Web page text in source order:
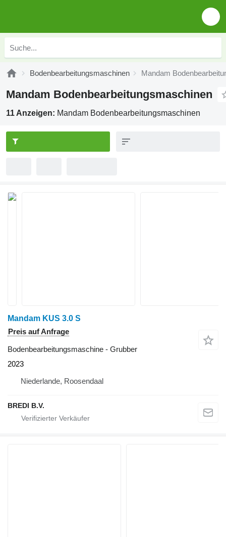
Bodenbearbeitungsmaschinen Mandam
Mandam Bodenbearbeitungsmaschinen
11 Anzeigen: Mandam Bodenbearbeitungsmaschinen
Mandam KUS 3.0 S
Preis auf Anfrage
Bodenbearbeitungsmaschine - Grubber
2023
Niederlande, Roosendaal
BREDI B.V.